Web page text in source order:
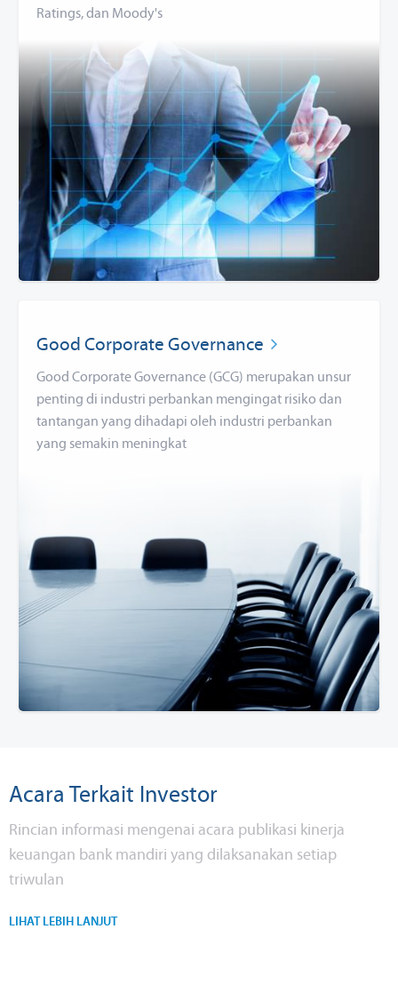
Ratings, dan Moody's
Good Corporate Governance
Good Corporate Governance (GCG) merupakan unsur
penting di industri perbankan mengingat risiko dan
tantangan yang dihadapi oleh industri perbankan
yang semakin meningkat
Acara Terkait Investor
Rincian informasi mengenai acara publikasi kinerja
keuangan bank mandiri yang dilaksanakan setiap
triwulan
LIHAT LEBIH LANJUT